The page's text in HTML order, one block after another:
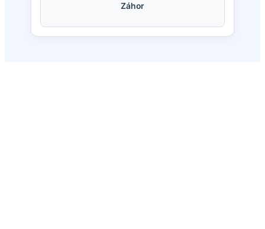
Záhor